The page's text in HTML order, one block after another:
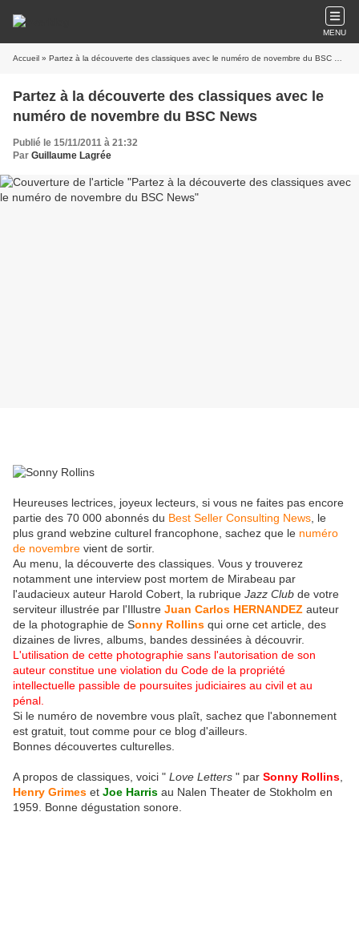
MENU
Accueil » Partez à la découverte des classiques avec le numéro de novembre du BSC News
Partez à la découverte des classiques avec le
numéro de novembre du BSC News
Publié le 15/11/2011 à 21:32
Par Guillaume Lagrée
Heureuses lectrices, joyeux lecteurs, si vous ne faites pas encore
partie des 70 000 abonnés du Best Seller Consulting News , le
plus grand webzine culturel francophone, sachez que le numéro
de novembre vient de sortir.
Au menu, la découverte des classiques. Vous y trouverez
notamment une interview post mortem de Mirabeau par
l'audacieux auteur Harold Cobert, la rubrique Jazz Club de votre
serviteur illustrée par l'Illustre Juan Carlos HERNANDEZ auteur
de la photographie de Sonny Rollins qui orne cet article, des
dizaines de livres, albums, bandes dessinées à découvrir.
L'utilisation de cette photographie sans l'autorisation de son
auteur constitue une violation du Code de la propriété
intellectuelle passible de poursuites judiciaires au civil et au
pénal.
Si le numéro de novembre vous plaît, sachez que l'abonnement
est gratuit, tout comme pour ce blog d'ailleurs.
Bonnes découvertes culturelles.
A propos de classiques, voici " Love Letters " par Sonny Rollins
Henry Grimes et Joe Harris au Nalen Theater de Stokholm en
1959. Bonne dégustation sonore.